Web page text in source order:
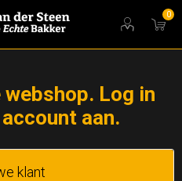
0
Log in
aan.
klant